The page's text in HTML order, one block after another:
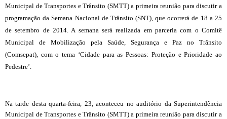
Municipal de Transportes e Trânsito (SMTT) a primeira reunião para discutir a
programação da Semana Nacional de Trânsito (SNT), que ocorrerá de 18 a 25
de setembro de 2014. A semana será realizada em parceria com o Comitê
Municipal de Mobilização pela Saúde, Segurança e Paz no Trânsito
(Comsepat), com o tema ‘Cidade para as Pessoas: Proteção e Prioridade ao
Pedestre’.
Na tarde desta quarta-feira, 23,aconteceu no auditório da Superintendência
Municipal de Transportes e Trânsito (SMTT) a primeira reunião para discutir a